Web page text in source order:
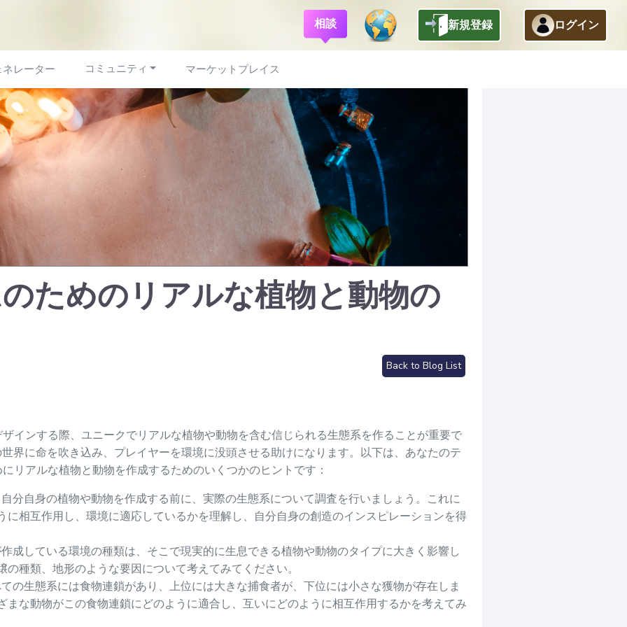
相談 新規登録 ログイン
レーター コミュニティ マーケットプレイス
ためのリアルな植物と動物の
Back to Blog List
インする際、ユニークでリアルな植物や動物を含む信じられる生態系を作ることが重要で
界に命を吹き込み、プレイヤーを環境に没頭させる助けになります。以下は、あなたのテ
リアルな植物と動物を作成するためのいくつかのヒントです：
分自身の植物や動物を作成する前に、実際の生態系について調査を行いましょう。これに
に相互作用し、環境に適応しているかを理解し、自分自身の創造のインスピレーションを得
成している環境の種類は、そこで現実的に生息できる植物や動物のタイプに大きく影響し
種類、地形のような要因について考えてみてください。
の生態系には食物連鎖があり、上位には大きな捕食者が、下位には小さな獲物が存在しま
まな動物がこの食物連鎖にどのように適合し、互いにどのように相互作用するかを考えてみ